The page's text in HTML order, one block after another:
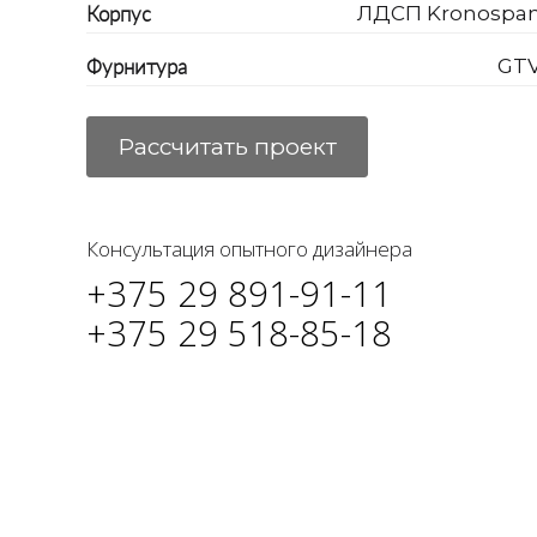
Корпус ЛДСП
Фурнитура
Рассчитать проект
Консультация опытного дизайнера
+375 29 891-91-11
+375 29 518-85-18